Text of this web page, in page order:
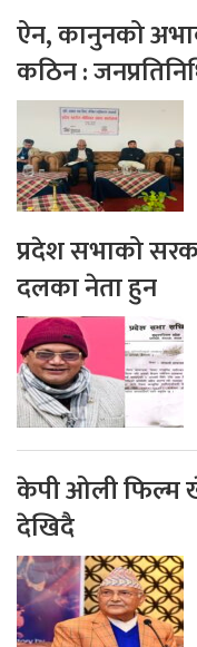
ऐन, कानुनको
कठिन :
प्रदेश सभाको
दलका नेता हुन
केपी ओली फिल्म
देखिदै